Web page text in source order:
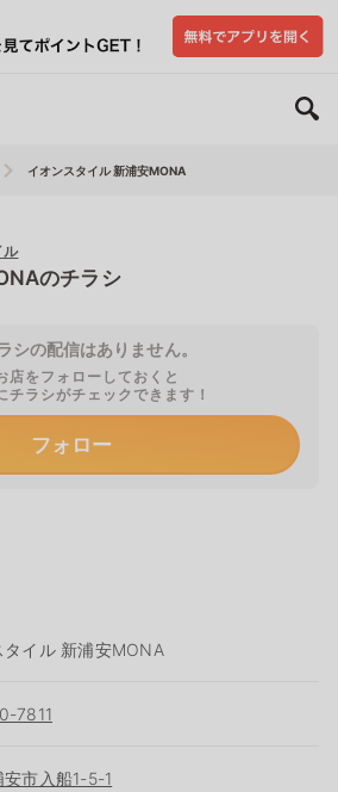
イオンスタイル 新浦安MONA
ル
のチラシ
シの配信はありません。
店をフォローしておくと
チラシがチェックできます！
フォロー
タイル 新浦安MONA
7811
市入船1-5-1